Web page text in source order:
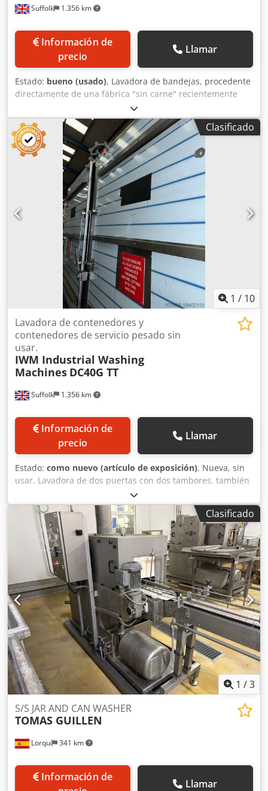
Suffolk 1.356 km
Información de
precio
Llamar
Estado: bueno (usado), Lavadora de bandejas, procedente
directamente de una fábrica "sin carne" recientemente
cerrada. En perfecto estado. Dcedpfxsrfdq Uo Apvok
Clasificado
1 / 10
Suffolk 1.356 km
Lavadora de contenedores y
contenedores de servicio pesado sin
usar.
IWM Industrial Washing
Machines DC40G TT
Información de
precio
Llamar
Estado: como nuevo (artículo de exposición), Nueva, sin
usar. Lavadora de dos puertas con dos tambores, también
lava contenedores. Aún en su envoltorio protector.
¡Oportunidad única! Dcjdpfovvw Niex Apvok
Clasificado
1 /3
Lorquí 341 km
S/S JAR AND CAN WASHER
TOMAS GUILLEN
Información de
Llamar